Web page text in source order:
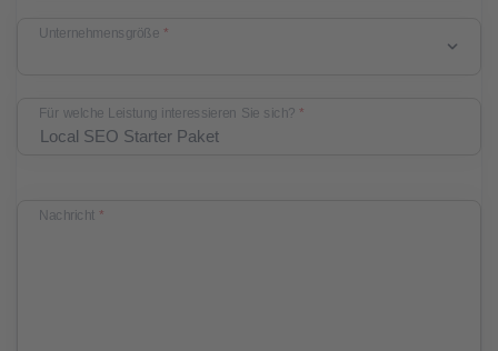
Unternehmensgröße *
Für welche Leistung interessieren Sie sich?*
Nachricht*